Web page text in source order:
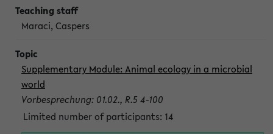
Maraci, Caspers
Supplementary Module: Animal ecology in a microbial
world
Vorbesprechung: 01.02., R.5 4-100
Limited number of participants: 14